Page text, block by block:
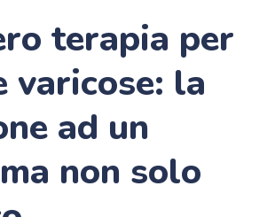
terapia per
varicose: la
ad un
non solo